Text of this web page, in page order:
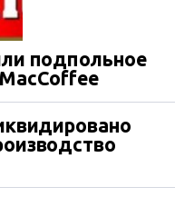
подпольное